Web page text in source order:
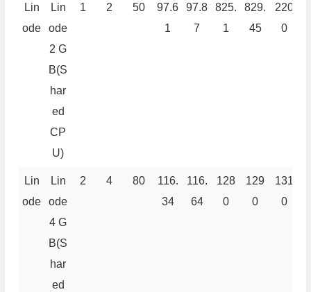
Lin
ode
Lin
ode
2 G
B(S
har
ed
CP
U)
1 2 50
97.6
1
97.8
7
825.
1
829.
45
220
0
Lin
ode
Lin
ode
4 G
B(S
har
ed
2 4 80
116.
34
116.
64
128
0
129
0
131
0